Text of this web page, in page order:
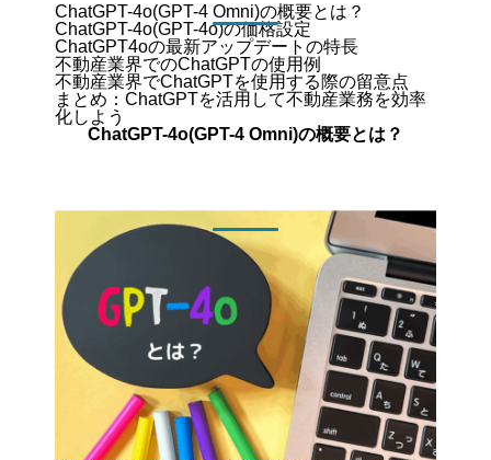
ChatGPT-4o(GPT-4 Omni)の概要とは？
ChatGPT-4o(GPT-4o)の価格設定
ChatGPT4oの最新アップデートの特長
不動産業界でのChatGPTの使用例
不動産業界でChatGPTを使用する際の留意点
まとめ：ChatGPTを活用して不動産業務を効率
化しよう
ChatGPT-4o(GPT-4 Omni)の概要とは？